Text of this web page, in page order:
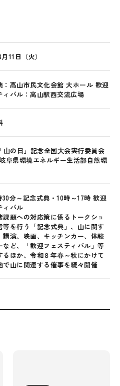
11日（火）
：高山市民文化会館 大ホール 歓迎
ィバル：高山駅西交流広場
⼭の⽇」記念全国⼤会実⾏委員会
阜県環境エネルギー生活部自然環
分～記念式典・10時～17時 歓迎
ィバル
課題への対応策に係るトークショ
等を行う「記念式典」、山に関す
講演、映画、キッチンカー、体験
など、「歓迎フェスティバル」等
るほか、令和８年春～秋にかけて
で山に関連する催事を続々開催